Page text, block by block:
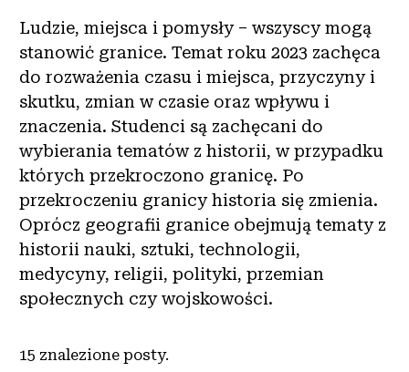
O NHD
Zaangażować się
Ludzie, miejsca i pomysły – wszyscy mogą
stanowić granice. Temat roku 2023 zachęca
do rozważenia czasu i miejsca, przyczyny i
skutku, zmian w czasie oraz wpływu i
znaczenia. Studenci są zachęcani do
wybierania tematów z historii, w przypadku
których przekroczono granicę. Po
przekroczeniu granicy historia się zmienia.
Oprócz geografii granice obejmują tematy z
historii nauki, sztuki, technologii,
medycyny, religii, polityki, przemian
społecznych czy wojskowości.
15 znalezione posty.